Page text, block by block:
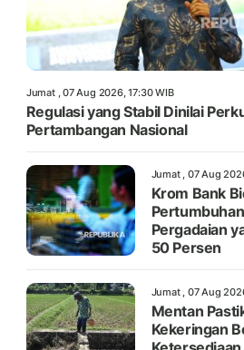
Jumat , 07 Aug 2026, 17:30 WIB
Regulasi yang Stabil Dinilai
Pertambangan Nasional
Jumat , 07 Aug
Krom Bank
Pergadaian
50 Persen
Jumat , 07 Aug
Mentan
Kekeringan